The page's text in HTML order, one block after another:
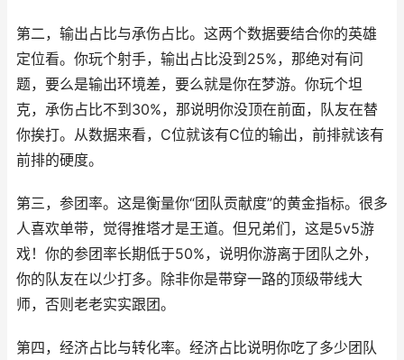
第二，输出占比与承伤占比。这两个数据要结合你的英雄
定位看。你玩个射手，输出占比没到25%，那绝对有问
题，要么是输出环境差，要么就是你在梦游。你玩个坦
克，承伤占比不到30%，那说明你没顶在前面，队友在替
你挨打。从数据来看，C位就该有C位的输出，前排就该有
前排的硬度。
第三，参团率。这是衡量你“团队贡献度”的黄金指标。很多
人喜欢单带，觉得推塔才是王道。但兄弟们，这是5v5游
戏！你的参团率长期低于50%，说明你游离于团队之外，
你的队友在以少打多。除非你是带穿一路的顶级带线大
师，否则老老实实跟团。
第四，经济占比与转化率。经济占比说明你吃了多少团队